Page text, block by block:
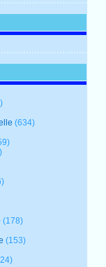
(634)
(178)
(153)